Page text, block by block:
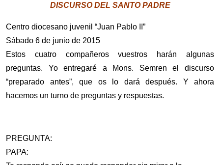
DISCURSO DEL SANTO PADRE
Centro diocesano juvenil “Juan Pablo II”
Sábado 6 de junio de 2015
Estos cuatro compañeros vuestros harán algunas
preguntas. Yo entregaré a Mons. Semren el discurso
“preparado antes”, que os lo dará después. Y ahora
hacemos un turno de preguntas y respuestas.
PREGUNTA:
PAPA: